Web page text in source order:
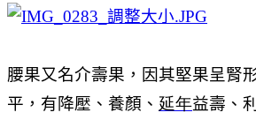
腰果又名介壽果，因其堅果呈腎
平，有降壓、養顏、 延年益壽、